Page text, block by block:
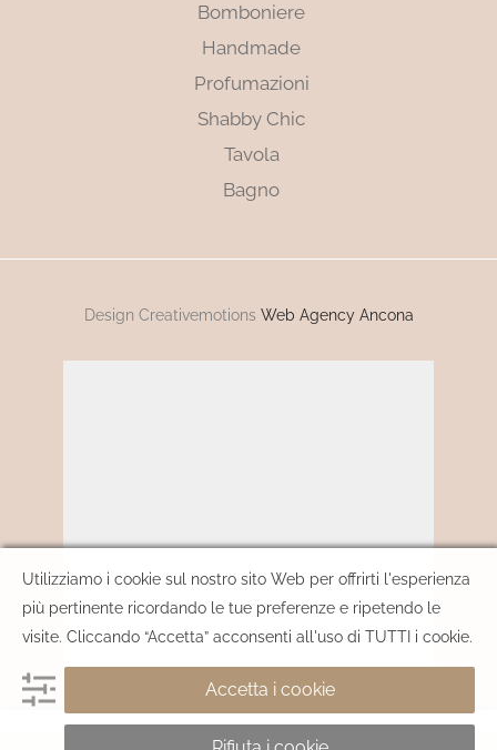
Bomboniere
Handmade
Profumazioni
Shabby Chic
Tavola
Bagno
Design Creativemotions Web Agency Ancona
Utilizziamo i cookie sul nostro sito Web per offrirti l'esperienza
più pertinente ricordando le tue preferenze e ripetendo le
visite. Cliccando “Accetta” acconsenti all'uso di TUTTI i cookie.
Accetta i cookie